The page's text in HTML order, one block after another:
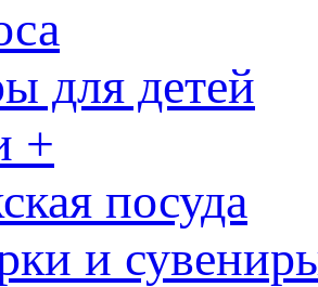
для детей
+
посуда
и